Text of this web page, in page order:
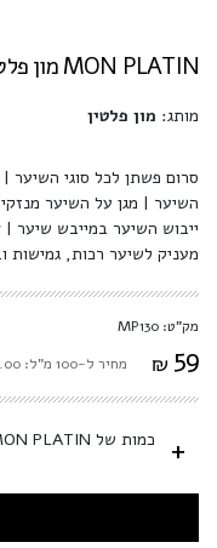
MON PLATIN מון פלטין סיליקון | סרום פשתן | 100 מ"ל
מותג: מון פלטין
סרום פשתן לכל סוגי השיער
השיער | מגן על השיער
ייבוש השיער במייבש שיער |
מעניק לשיער רכות, גמישות
מק"ט: MP130
₪ 59 מחיר ל-100 מ"ל: ₪59.00
+